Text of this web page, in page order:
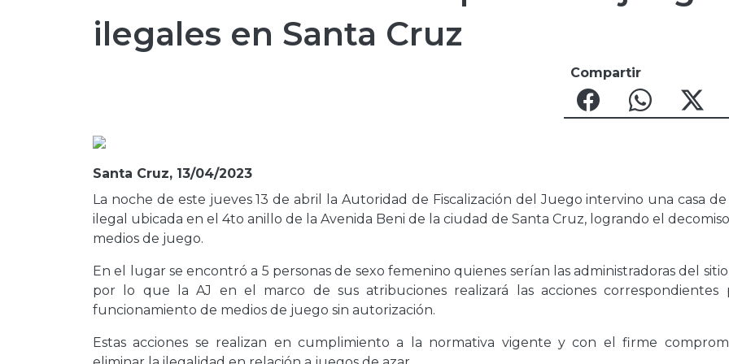
ilegales en Santa Cruz
Compartir
Santa Cruz, 13/04/2023
La noche de este jueves 13 de abril la Autoridad de Fiscalización del Juego intervino una casa
ilegal ubicada en el 4to anillo de la Avenida Beni de la ciudad de Santa Cruz, logrando el
medios de juego.
En el lugar se encontró a 5 personas de sexo femenino quienes serían las administradoras del
por lo que la AJ en el marco de sus atribuciones realizará las acciones correspondientes
funcionamiento de medios de juego sin autorización.
Estas acciones se realizan en cumplimiento a la normativa vigente y con el firme